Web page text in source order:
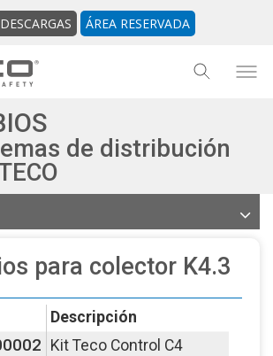
ÁREA RESERVADA
de distribución
de la gama
general
para colector K4.3
Descripción
Kit Teco Control C4